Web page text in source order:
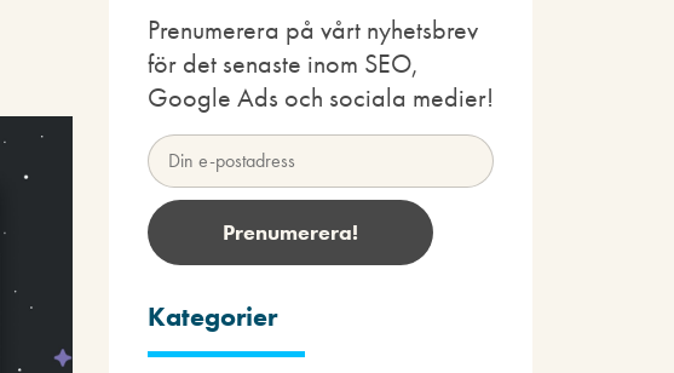
Prenumerera på vårt nyhetsbrev
för det senaste inom SEO,
Google Ads och sociala medier!
Kategorier